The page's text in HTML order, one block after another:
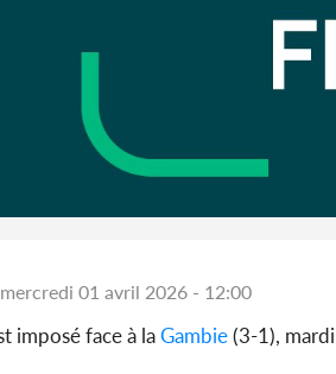
01 avril 2026 - 12:00
imposé face à laGambie(3-1),